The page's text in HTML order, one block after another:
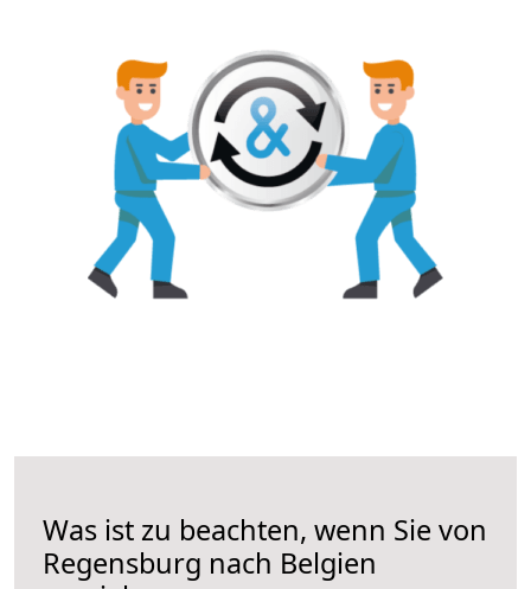
Was ist zu beachten, wenn Sie von
Regensburg nach Belgien